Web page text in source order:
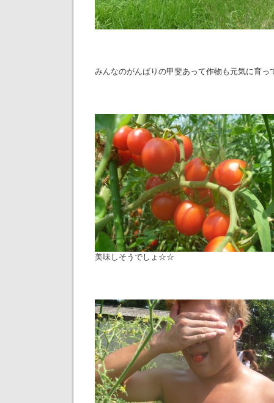
みんなのがんばりの甲斐あって作物も元気に育っ
美味しそうでしょ☆☆